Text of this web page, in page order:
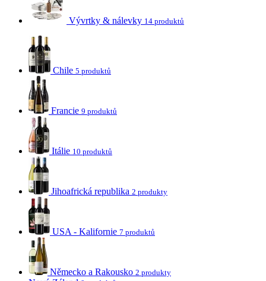
Vývrtky & nálevky 14 produktů
Chile 5 produktů
Francie 9 produktů
Itálie 10 produktů
Jihoafrická republika 2 produkty
USA - Kalifornie 7 produktů
Německo a Rakousko 2 produkty